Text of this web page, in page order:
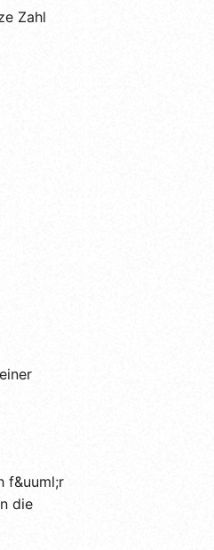
Zahl
f&uuml;r
die